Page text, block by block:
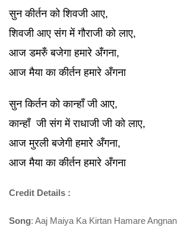
सुन कीर्तन को शिवजी आए,
शिवजी आए संग में गौराजी को लाए,
आज डमरुँ बजेगा हमारे अँगना,
आज मैया का कीर्तन हमारे अँगना
सुन किर्तन को कान्हाँ जी आए,
कान्हाँ जी संग में राधाजी जी को लाए,
आज मुरली बजेगी हमारे अँगना,
आज मैया का कीर्तन हमारे अँगना
Credit Details :
Song: Aaj Maiya Ka Kirtan Hamare Angnan